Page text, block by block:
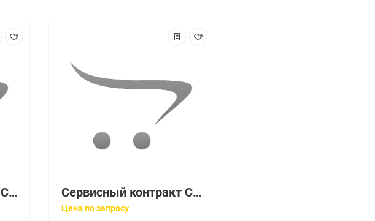
Сервисный контракт CON-SNT-C9500QXE Сервисный контракт CON-SNT-C9500XQA
Цена по запросу